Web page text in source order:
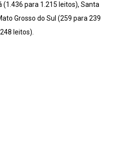
(1.436 para 1.215 leitos), Santa
Grosso do Sul (259 para 239
leitos).